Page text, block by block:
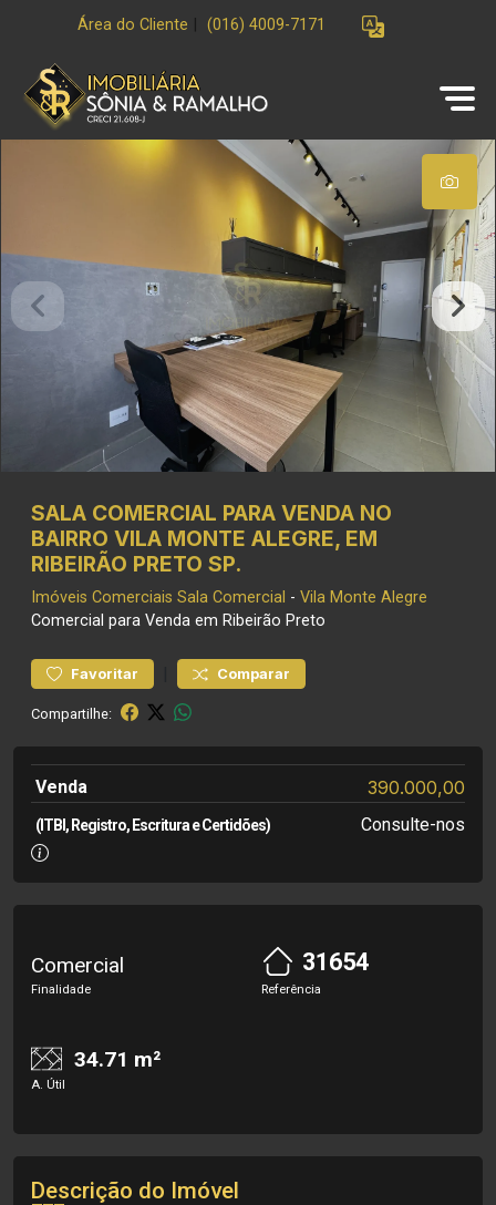
Área do Cliente (016) 4009-7171
SALA COMERCIAL PARA VENDA NO
BAIRRO VILA MONTE ALEGRE, EM
RIBEIRÃO PRETO SP.
Imóveis Comerciais Sala Comercial - Vila Monte Alegre
Comercial para Venda em Ribeirão Preto
Favoritar Comparar
Compartilhe:
Venda 390.000,00
(ITBI, Registro, Escritura e Certidões) Consulte-nos
Comercial
Finalidade
31654
Referência
34.71 m²
A. Útil
Descrição do Imóvel